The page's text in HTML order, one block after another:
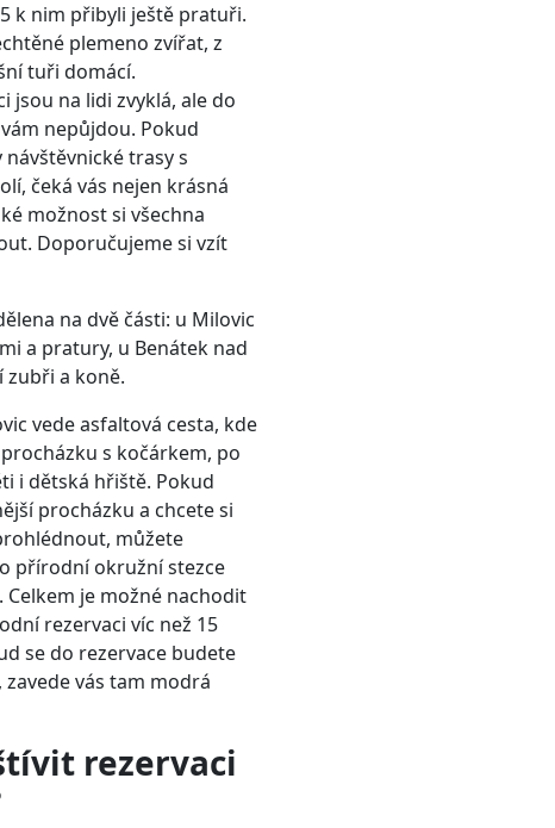
k nim přibyli ještě pratuři.
plemeno zvířat, z
tuři domácí.
jsou na lidi zvyklá, ale do
nepůjdou. Pokud
trasy s
čeká vás nejen krásná
možnost si všechna
Doporučujeme si vzít
na dvě části: u Milovic
a pratury, u Benátek nad
zubři a koně.
vede asfaltová cesta, kde
s kočárkem, po
i dětská hřiště. Pokud
procházku a chcete si
můžete
přírodní okružní stezce
Celkem je možné nachodit
rezervaci víc než 15
se do rezervace budete
vás tam modrá
rezervaci